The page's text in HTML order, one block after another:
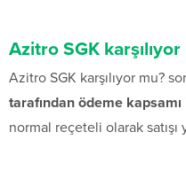
Azitro SGK karşılıyor
Azitro SGK karşılıyor mu?
tarafından ödeme
normal reçeteli olarak satışı